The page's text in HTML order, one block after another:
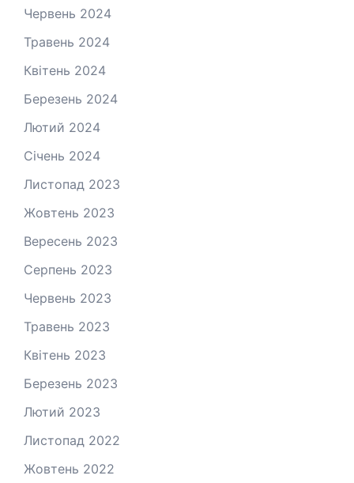
Червень 2024
Травень 2024
Квітень 2024
Березень 2024
Лютий 2024
Січень 2024
Листопад 2023
Жовтень 2023
Вересень 2023
Серпень 2023
Червень 2023
Травень 2023
Квітень 2023
Березень 2023
Лютий 2023
Листопад 2022
Жовтень 2022